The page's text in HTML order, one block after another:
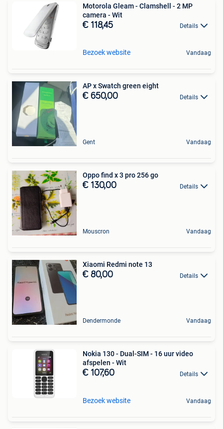
Motorola Gleam - Clamshell - 2 MP
camera - Wit
€ 118,45 Details
Bezoek website Vandaag
AP x Swatch green eight
€ 650,00 Details
Gent Vandaag
Oppo find x 3 pro 256 go
€ 130,00 Details
Mouscron Vandaag
Xiaomi Redmi note 13
€ 80,00 Details
Dendermonde Vandaag
Nokia 130 - Dual-SIM - 16 uur video
afspelen - Wit
€ 107,60 Details
Bezoek website Vandaag